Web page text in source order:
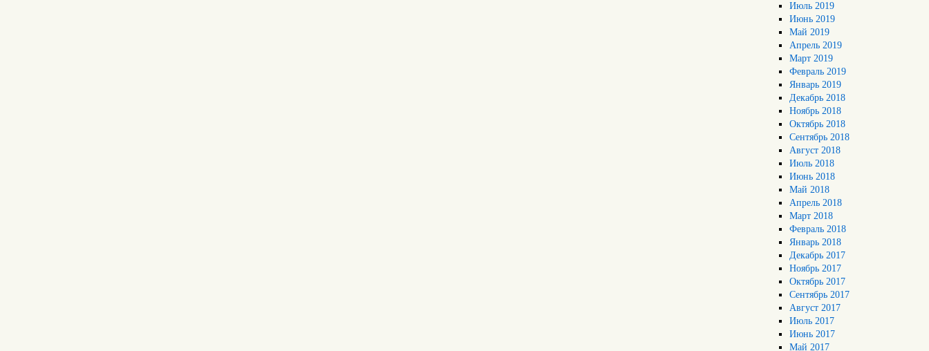
Июль 2019
Июнь 2019
Май 2019
Апрель 2019
Март 2019
Февраль 2019
Январь 2019
Декабрь 2018
Ноябрь 2018
Октябрь 2018
Сентябрь 2018
Август 2018
Июль 2018
Июнь 2018
Май 2018
Апрель 2018
Март 2018
Февраль 2018
Январь 2018
Декабрь 2017
Ноябрь 2017
Октябрь 2017
Сентябрь 2017
Август 2017
Июль 2017
Июнь 2017
Май 2017